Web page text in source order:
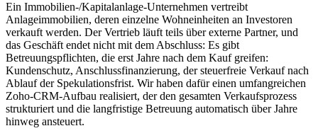
Ein Immobilien-/Kapitalanlage-Unternehmen vertreibt
Anlageimmobilien, deren einzelne Wohneinheiten an Investoren
verkauft werden. Der Vertrieb läuft teils über externe Partner, und
das Geschäft endet nicht mit dem Abschluss: Es gibt
Betreuungspflichten, die erst Jahre nach dem Kauf greifen:
Kundenschutz, Anschlussfinanzierung, der steuerfreie Verkauf nach
Ablauf der Spekulationsfrist. Wir haben dafür einen umfangreichen
Zoho-CRM-Aufbau realisiert, der den gesamten Verkaufsprozess
strukturiert und die langfristige Betreuung automatisch über Jahre
hinweg ansteuert.